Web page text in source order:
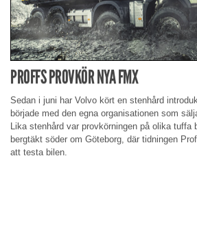
PROFFS PROVKÖR NYA FMX
Sedan i juni har Volvo kört en stenhård
började med den egna organisationen som
Lika stenhård var provkörningen på olika tuffa
bergtäkt söder om Göteborg, där tidningen
att testa bilen.